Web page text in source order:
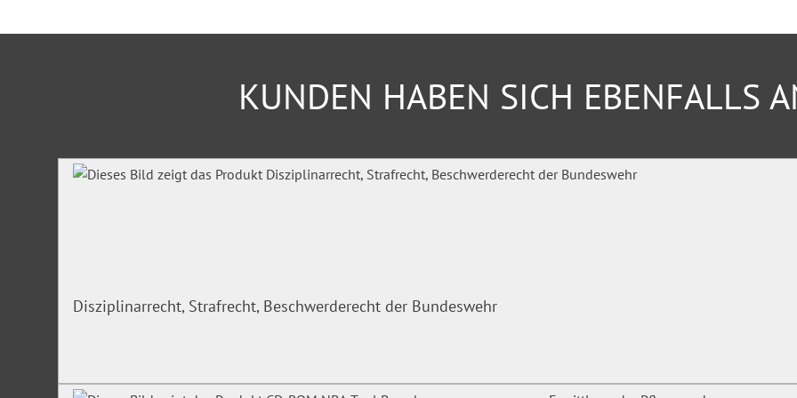
Dieser Titel ist eine Veröffentlichung der Internationalen Gesellschaft für erzieherische
KUNDEN HABEN SICH EBENFALLS
Produktgalerie überspringen
Disziplinarrecht, Strafrecht, Beschwerderecht der Bundeswehr